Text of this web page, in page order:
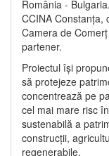
România -
CCINA Constanța,
Camera de
partener.
Proiectul își
să protejeze
concentrează pe
cel mai mare risc
sustenabilă a
construcții,
regenerabile.